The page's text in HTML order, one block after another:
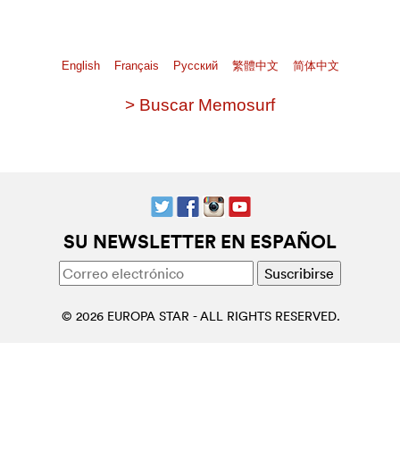
English Français Pусский 繁體中文 简体中文
> Buscar Memosurf
SU NEWSLETTER EN ESPAÑOL
© 2026 EUROPA STAR - ALL RIGHTS RESERVED.